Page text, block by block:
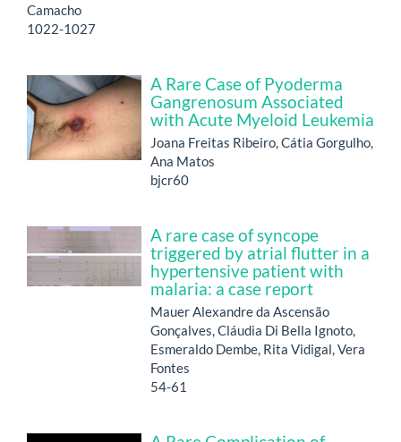
Camacho
1022-1027
A Rare Case of Pyoderma
Gangrenosum Associated
with Acute Myeloid Leukemia
Joana Freitas Ribeiro, Cátia Gorgulho,
Ana Matos
bjcr60
A rare case of syncope
triggered by atrial flutter in a
hypertensive patient with
malaria: a case report
Mauer Alexandre da Ascensão
Gonçalves, Cláudia Di Bella Ignoto,
Esmeraldo Dembe, Rita Vidigal, Vera
Fontes
54-61